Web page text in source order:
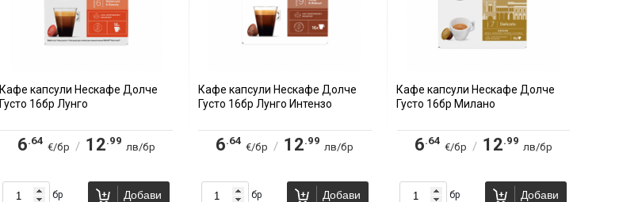
Кафе капсули Нескафе Долче
Густо 16бр Лунго
6.64
€/бр / 12.99
лв/бр
бр Добави
Кафе капсули Нескафе Долче
Густо 16бр Лунго Интензо
6.64
€/бр / 12.99
лв/бр
бр Добави
Кафе капсули Нескафе Долче
Густо 16бр Милано
6.64
€/бр / 12.99
лв/бр
бр Добави